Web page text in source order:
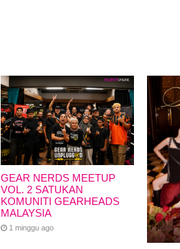
GEAR NERDS MEETUP
VOL. 2 SATUKAN
KOMUNITI GEARHEADS
MALAYSIA
1 minggu ago